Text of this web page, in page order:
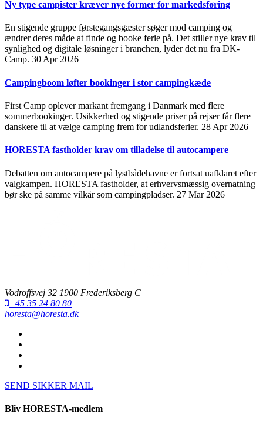
Ny type campister kræver nye former for markedsføring
En stigende gruppe førstegangsgæster søger mod camping og
ændrer deres måde at finde og booke ferie på. Det stiller nye krav til
synlighed og digitale løsninger i branchen, lyder det nu fra DK-
Camp. 30 Apr 2026
Campingboom løfter bookinger i stor campingkæde
First Camp oplever markant fremgang i Danmark med flere
sommerbookinger. Usikkerhed og stigende priser på rejser får flere
danskere til at vælge camping frem for udlandsferier. 28 Apr 2026
HORESTA fastholder krav om tilladelse til autocampere
Debatten om autocampere på lystbådehavne er fortsat uafklaret efter
valgkampen. HORESTA fastholder, at erhvervsmæssig overnatning
bør ske på samme vilkår som campingpladser. 27 Mar 2026
Vodroffsvej 32 1900 Frederiksberg C
+45 35 24 80 80
horesta@horesta.dk
SEND SIKKER MAIL
Bliv HORESTA-medlem